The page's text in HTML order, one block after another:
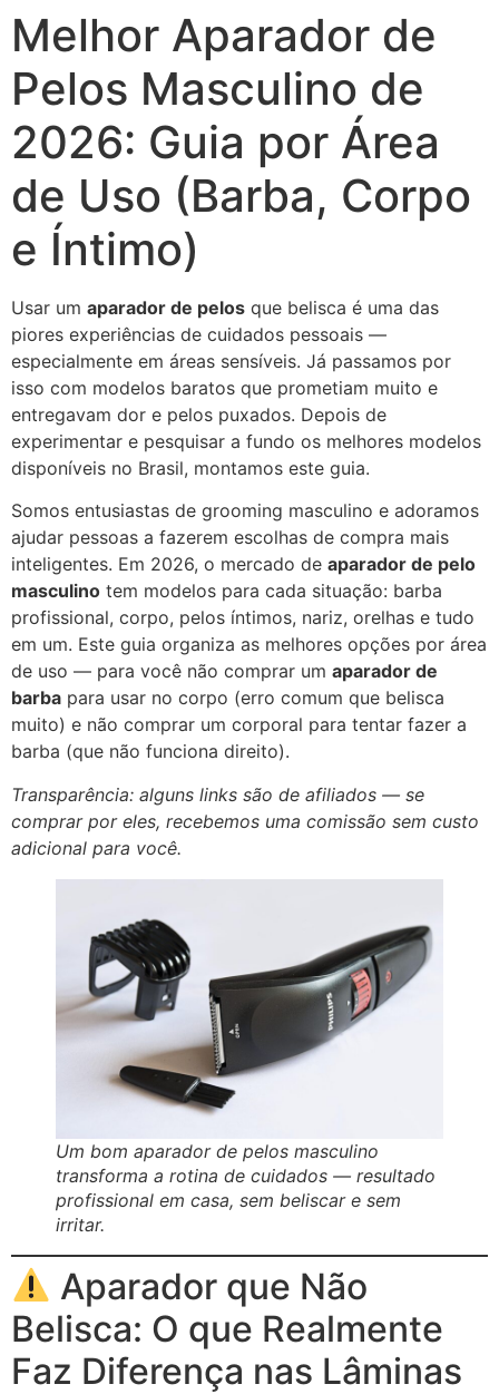
para
conteúdo
Melhor Aparador de
Pelos Masculino de
2026: Guia por Área
de Uso (Barba, Corpo
e Íntimo)
Usar um aparador de pelos que belisca é uma das
piores experiências de cuidados pessoais —
especialmente em áreas sensíveis. Já passamos por
isso com modelos baratos que prometiam muito e
entregavam dor e pelos puxados. Depois de
experimentar e pesquisar a fundo os melhores modelos
disponíveis no Brasil, montamos este guia.
Somos entusiastas de grooming masculino e adoramos
ajudar pessoas a fazerem escolhas de compra mais
inteligentes. Em 2026, o mercado de aparador de pelo
masculino tem modelos para cada situação: barba
profissional, corpo, pelos íntimos, nariz, orelhas e tudo
em um. Este guia organiza as melhores opções por área
de uso — para você não comprar um aparador de
barba para usar no corpo (erro comum que belisca
muito) e não comprar um corporal para tentar fazer a
barba (que não funciona direito).
Transparência: alguns links são de afiliados — se
comprar por eles, recebemos uma comissão sem custo
adicional para você.
Um bom aparador de pelos masculino
transforma a rotina de cuidados — resultado
profissional em casa, sem beliscar e sem
irritar.
Aparador que Não
Belisca: O que Realmente
Faz Diferença nas Lâminas